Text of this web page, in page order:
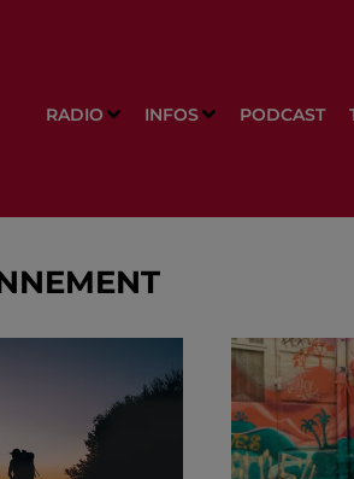
RADIO INFOS PODCAST